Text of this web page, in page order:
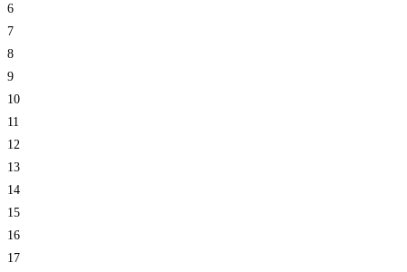
6
7
8
9
10
11
12
13
14
15
16
17